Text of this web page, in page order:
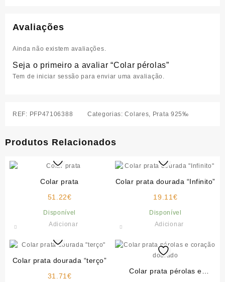
Avaliações
Ainda não existem avaliações.
Seja o primeiro a avaliar “Colar pérolas”
Tem de iniciar sessão para enviar uma avaliação.
REF: PFP47106388 Categorias:Colares, Prata 925‰
Produtos Relacionados
Colar prata
51.22€
Disponível
Adicionar
Colar prata dourada “Infinito”
19.11 €
Disponível
Adicionar
Colar prata dourada “terço”
31.71€
Colar prata pérolas e